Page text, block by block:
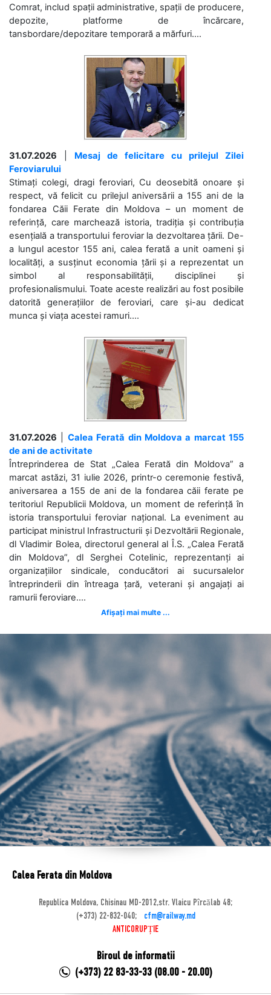
Comrat, includ spații administrative, spații de producere,
depozite, platforme de încărcare,
tansbordare/depozitare temporară a mărfuri....
31.07.2026
Mesaj de felicitare cu prilejul Zilei
Feroviarului
Stimați colegi, dragi feroviari, Cu deosebită onoare și
respect, vă felicit cu prilejul aniversării a 155 ani de la
fondarea Căii Ferate din Moldova – un moment de
referință, care marchează istoria, tradiția și contribuția
esențială a transportului feroviar la dezvoltarea țării. De-
a lungul acestor 155 ani, calea ferată a unit oameni și
localități, a susținut economia țării și a reprezentat un
simbol al responsabilității, disciplinei și
profesionalismului. Toate aceste realizări au fost posibile
datorită generațiilor de feroviari, care și-au dedicat
munca și viața acestei ramuri....
31.07.2026
Calea Ferată din Moldova a marcat 155
de ani de activitate
Întreprinderea de Stat „Calea Ferată din Moldova” a
marcat astăzi, 31 iulie 2026, printr-o ceremonie festivă,
aniversarea a 155 de ani de la fondarea căii ferate pe
teritoriul Republicii Moldova, un moment de referință în
istoria transportului feroviar național. La eveniment au
participat ministrul Infrastructurii și Dezvoltării Regionale,
dl Vladimir Bolea, directorul general al Î.S. „Calea Ferată
din Moldova”, dl Serghei Cotelinic, reprezentanți ai
organizațiilor sindicale, conducători ai sucursalelor
întreprinderii din întreaga țară, veterani și angajați ai
ramurii feroviare....
Afișați mai multe ...
Calea Ferata din Moldova
Republica Moldova, Chisinau MD-2012,str. Vlaicu Pîrcălab 48;
(+373) 22-832-040;
cfm@railway.md
ANTICORUPȚIE
Biroul de informatii
(+373) 22 83-33-33 (08.00 - 20.00)